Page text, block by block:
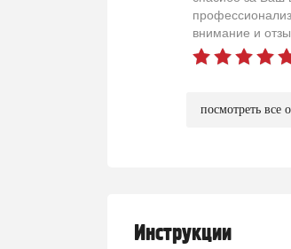
внимание и
посмотреть все
Инструкции